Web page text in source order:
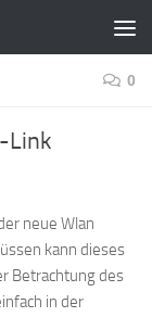
0
Link
neue Wlan
kann dieses
Betrachtung des
in der